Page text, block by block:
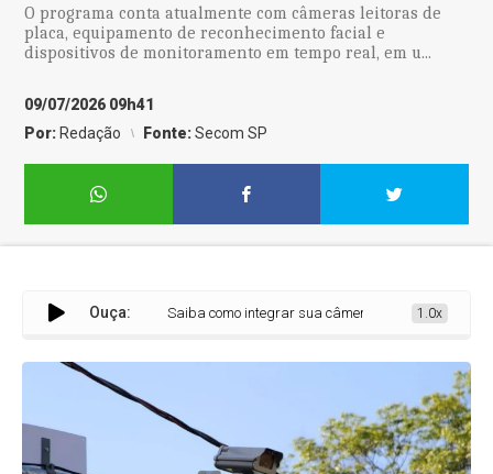
O programa conta atualmente com câmeras leitoras de
placa, equipamento de reconhecimento facial e
dispositivos de monitoramento em tempo real, em u...
09/07/2026 09h41
Por: Redação Fonte:Secom SP
Ouça: Saiba como integrar sua câmera ao sistema de
1.0x